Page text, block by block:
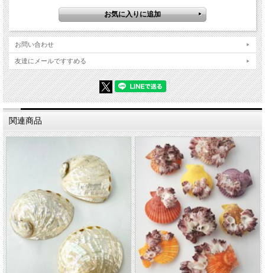
お問い合わせ
友達にメールですすめる
関連商品